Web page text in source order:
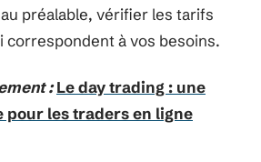
préalable, vérifier les tarifs
correspondent à vos besoins.
: Le day trading : une
pour les traders en ligne